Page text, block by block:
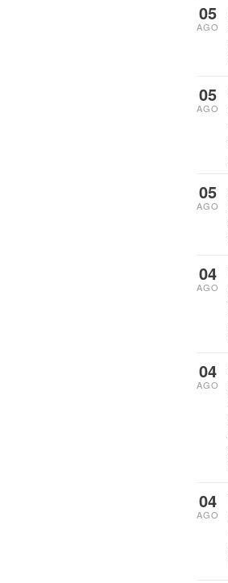
05
AGO
05
AGO
05
AGO
04
AGO
04
AGO
04
AGO